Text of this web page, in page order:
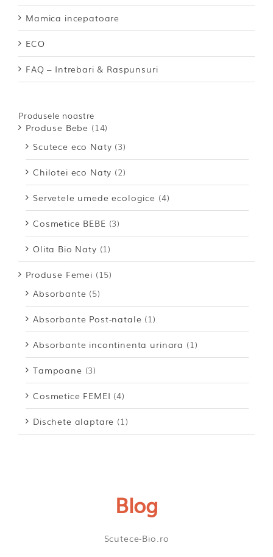
Blog
Scutece-Bio.ro
Mamica incepatoare
ECO
FAQ – Intrebari & Raspunsuri
Produsele noastre
Produse Bebe (14)
Scutece eco Naty (3)
Chilotei eco Naty (2)
Servetele umede ecologice (4)
Cosmetice BEBE (3)
Olita Bio Naty (1)
Produse Femei (15)
Absorbante (5)
Absorbante Post-natale (1)
Absorbante incontinenta urinara (1)
Tampoane (3)
Cosmetice FEMEI (4)
Dischete alaptare (1)